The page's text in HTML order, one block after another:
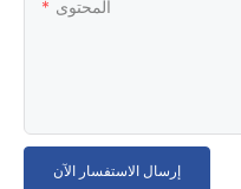
المحتوى
إرسال الاستفسار الآن